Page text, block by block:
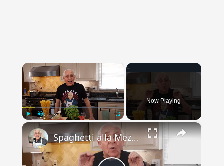
Unmute
Now Playing
×
Spaghetti alla Mezzanotte Recipe